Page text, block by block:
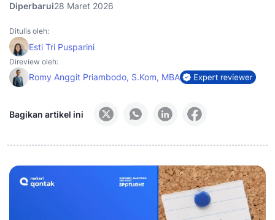
Diperbarui28 Maret 2026
Ditulis oleh:
Esti Tri Pusparini
Direview oleh:
Romy Anggit Priambodo, S.Kom, MBA
Bagikan artikel ini